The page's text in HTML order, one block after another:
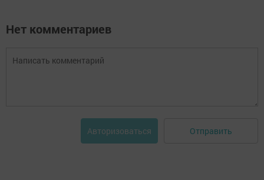
Нет комментариев
Авторизоваться Отправить